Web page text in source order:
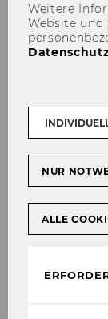
Am
und
zu
und an
Weitere
Website und
NUR
ALLE